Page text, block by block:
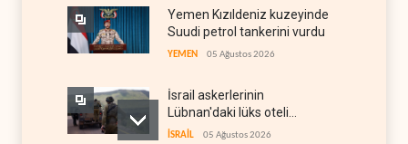
Yemen Kızıldeniz kuzeyinde
Suudi petrol tankerini vurdu
YEMEN 05 Ağustos 2026
İsrail askerlerinin
Lübnan'daki lüks oteli
yağmaladığı ortaya çıktı
İSRAİL 05 Ağustos 2026